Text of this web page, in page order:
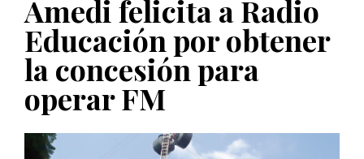
PUBLICADO EL 5 ENERO, 2023
Amedi felicita a Radio
Educación por obtener
la concesión para
operar FM